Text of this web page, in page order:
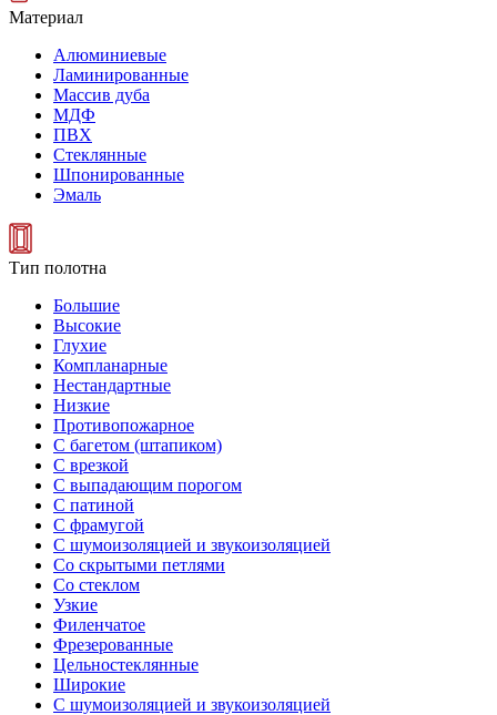
Материал
Алюминиевые
Ламинированные
Массив дуба
МДФ
ПВХ
Стеклянные
Шпонированные
Эмаль
Тип полотна
Большие
Высокие
Глухие
Компланарные
Нестандартные
Низкие
Противопожарное
С багетом (штапиком)
С врезкой
С выпадающим порогом
С патиной
С фрамугой
С шумоизоляцией и звукоизоляцией
Со скрытыми петлями
Со стеклом
Узкие
Филенчатое
Фрезерованные
Цельностеклянные
Широкие
С шумоизоляцией и звукоизоляцией